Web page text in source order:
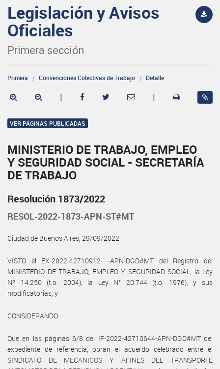
Legislación y Avisos
Oficiales
Primera sección
Primera Convenciones Colectivas de Trabajo Detalle
| |
VER PÁGINAS PUBLICADAS
MINISTERIO DE TRABAJO, EMPLEO
Y SEGURIDAD SOCIAL - SECRETARÍA
DE TRABAJO
Resolución 1873/2022
RESOL-2022-1873-APN-ST#MT
Ciudad de Buenos Aires, 29/09/2022
VISTO el EX-2022-42710912- -APN-DGD#MT del Registro del
MINISTERIO DE TRABAJO, EMPLEO Y SEGURIDAD SOCIAL, la Ley
Nº 14.250 (t.o. 2004), la Ley N° 20.744 (t.o. 1976), y sus
modificatorias, y
CONSIDERANDO:
Que en las páginas 6/8 del IF-2022-42710644-APN-DGD#MT del
expediente de referencia, obran el acuerdo celebrado entre el
SINDICATO DE MECANICOS Y AFINES DEL TRANSPORTE